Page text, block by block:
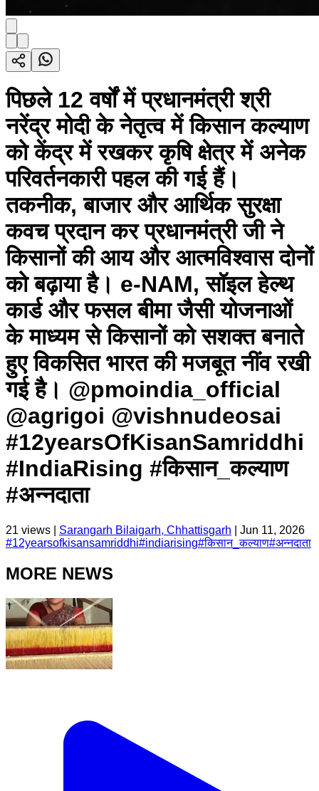
पिछले 12 वर्षों में प्रधानमंत्री श्री
नरेंद्र मोदी के नेतृत्व में किसान कल्याण
को केंद्र में रखकर कृषि क्षेत्र में अनेक
परिवर्तनकारी पहल की गई हैं।
तकनीक, बाजार और आर्थिक सुरक्षा
कवच प्रदान कर प्रधानमंत्री जी ने
किसानों की आय और आत्मविश्वास दोनों
को बढ़ाया है। e-NAM, सॉइल हेल्थ
कार्ड और फसल बीमा जैसी योजनाओं
के माध्यम से किसानों को सशक्त बनाते
हुए विकसित भारत की मजबूत नींव रखी
गई है। @pmoindia_official
@agrigoi @vishnudeosai
#12yearsOfKisanSamriddhi
#IndiaRising #किसान_कल्याण
#अन्नदाता
21 views | Sarangarh Bilaigarh, Chhattisgarh
Jun 11, 2026
#12yearsofkisansamriddhi#indiarising#किसान_कल्याण#अन्नदाता
MORE NEWS